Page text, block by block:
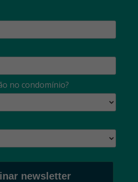
no condomínio?
newsletter